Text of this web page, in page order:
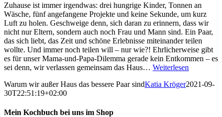
Zuhause ist immer irgendwas: drei hungrige Kinder, Tonnen an
Wäsche, fünf angefangene Projekte und keine Sekunde, um kurz
Luft zu holen. Geschweige denn, sich daran zu erinnern, dass wir
nicht nur Eltern, sondern auch noch Frau und Mann sind. Ein Paar,
das sich liebt, das Zeit und schöne Erlebnisse miteinander teilen
wollte. Und immer noch teilen will – nur wie?! Ehrlicherweise gibt
es für unser Mama-und-Papa-Dilemma gerade kein Entkommen – es
sei denn, wir verlassen gemeinsam das Haus… Weiterlesen
Warum wir außer Haus das bessere Paar sindKatia Kröger2021-09-
30T22:51:19+02:00
Mein Kochbuch bei uns im Shop